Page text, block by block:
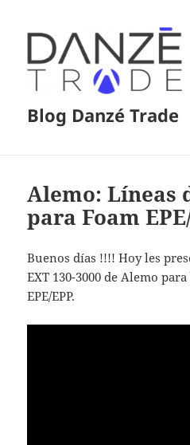
Blog Danzé Trade
Alemo: Líneas
para Foam
Buenos días !!!! Hoy les
EXT 130-3000 de Alemo
EPE/EPP.